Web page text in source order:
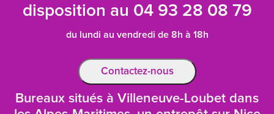
disposition au 04 93 28 08 79
du lundi au vendredi de 8h à 18h
Contactez-nous
Bureaux situés à Villeneuve-Loubet dans